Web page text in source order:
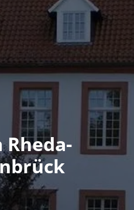
Rheda-